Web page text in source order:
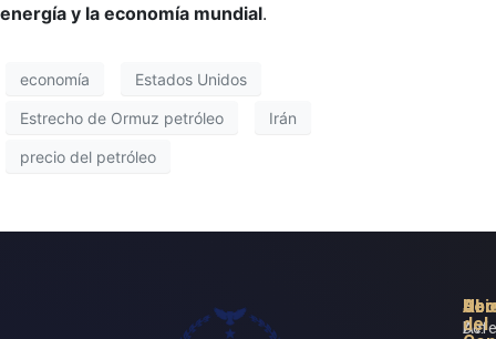
energía y la economía mundial.
economía Estados Unidos
Estrecho de Ormuz petróleo Irán
precio del petróleo
Av.
del